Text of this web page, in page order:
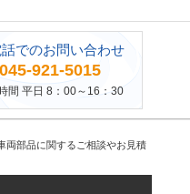
でのお問い合わせ
045-921-5015
間 平日 8：00～16：30
部品に関するご相談やお見積